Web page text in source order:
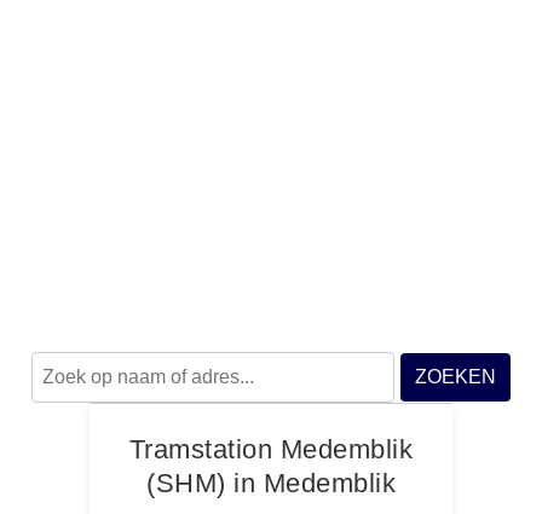
ZOEKEN
Tramstation Medemblik
(SHM) in Medemblik